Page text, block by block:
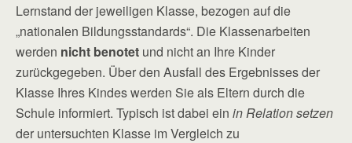
Lernstand der jeweiligen Klasse, bezogen auf die
„nationalen Bildungsstandards“. Die Klassenarbeiten
werden nicht benotet und nicht an Ihre Kinder
zurückgegeben. Über den Ausfall des Ergebnisses der
Klasse Ihres Kindes werden Sie als Eltern durch die
Schule informiert. Typisch ist dabei ein in Relation setzen
der untersuchten Klasse im Vergleich zu